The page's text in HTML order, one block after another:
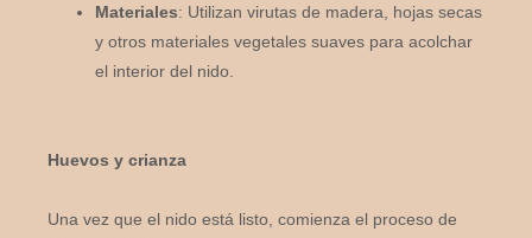
Materiales: Utilizan virutas de madera, hojas secas
y otros materiales vegetales suaves para acolchar
el interior del nido.
Huevos y crianza
Una vez que el nido está listo, comienza el proceso de